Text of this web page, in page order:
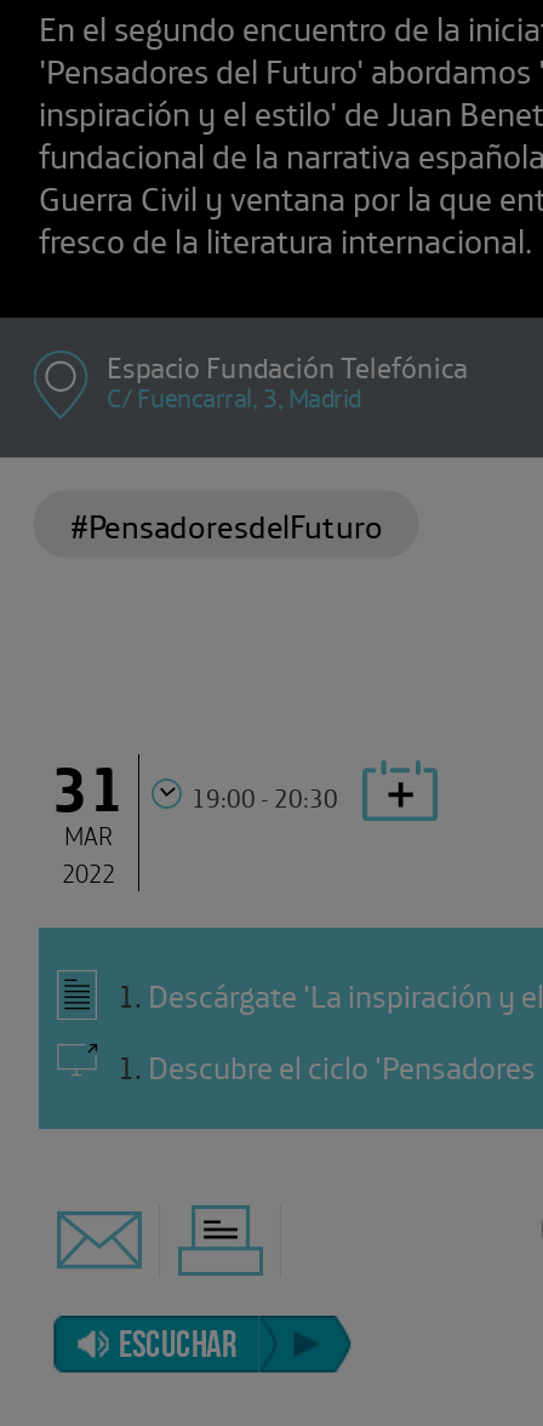
En el segundo encuentro de la
'Pensadores del Futuro' abordamos
inspiración y el estilo' de Juan
fundacional de la narrativa
Guerra Civil y ventana por la que
fresco de la literatura internacional.
Espacio Fundación Telefónica
C/ Fuencarral, 3, Madrid
#PensadoresdelFuturo
31
MAR
2022
19:00 - 20:30
1. Descárgate 'La inspiración y
1. Descubre el ciclo
ESCUCHAR